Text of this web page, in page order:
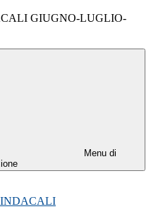
GIUGNO-LUGLIO-
Menu di